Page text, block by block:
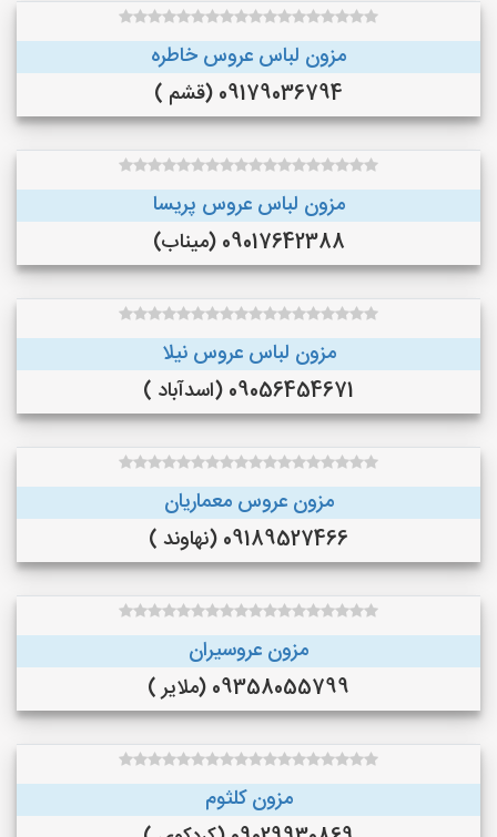
مزون لباس عروس خاطره
09179036794 (قشم )
مزون لباس عروس پریسا
09017642388 (میناب)
مزون لباس عروس نیلا
09056454671 (اسدآباد )
مزون عروس معماریان
09189527466 (نهاوند )
مزون عروسیران
09358055799 (ملایر )
مزون کلثوم